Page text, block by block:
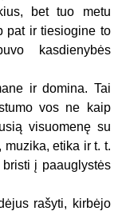
bet tuo metu
pat ir tiesiogine to
kasdienybės
ir domina. Tai
vos ne kaip
visuomenę su
etika ir t. t.
į paauglystės
rašyti, kirbėjo